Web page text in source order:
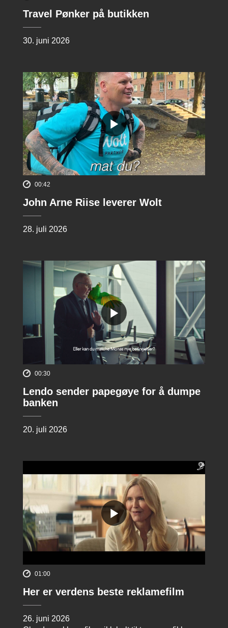
Travel Pønker på butikken
30. juni 2026
00:42
John Arne Riise leverer Wolt
28. juli 2026
00:30
Lendo sender papegøye for å dumpe
banken
20. juli 2026
01:00
Her er verdens beste reklamefilm
26. juni 2026